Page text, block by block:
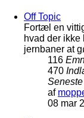
Off Topic
Fortæl en
hvad der
jernbaner at
116
470
af
08 mar